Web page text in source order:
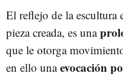
El reflejo de la escultura
pieza creada, es una
que le otorga
en ello unaevocación